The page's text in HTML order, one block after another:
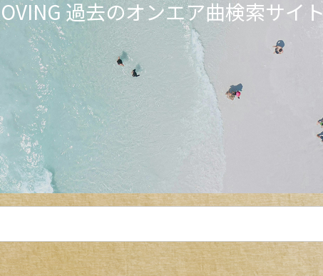
過去のオンエア曲検索サイト